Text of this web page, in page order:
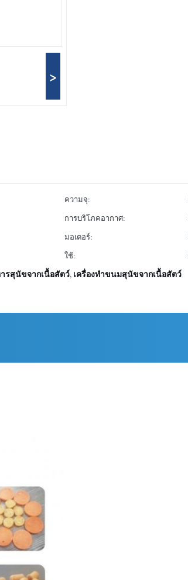
>
ความจุ:
การบริโภคอากาศ:
มอเตอร์:
ใช้:
รสุนัขจากเนื้อสัตว์, เครื่องทำขนมสุนัขจากเนื้อสัตว์